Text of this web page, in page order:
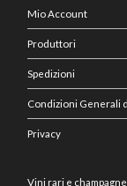
Mio Account
Produttori
Spedizioni
Condizioni Generali
Privacy
Vini rari e